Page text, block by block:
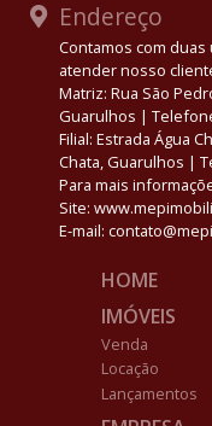
Endereço
Contamos com
atender nosso
Matriz: Rua São
Guarulhos |
Filial: Estrada Água
Chata, Guarulhos |
Para mais
Site:
E-mail:
HOME
IMÓVEIS
Venda
Locação
Lançamentos